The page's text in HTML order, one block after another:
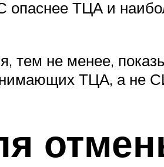
ТЦА и
тем не менее,
ТЦА, а не